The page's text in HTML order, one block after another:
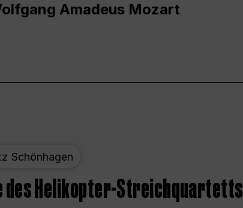
Amadeus Mozart
Schönhagen
des Helikopter-Streichquartetts